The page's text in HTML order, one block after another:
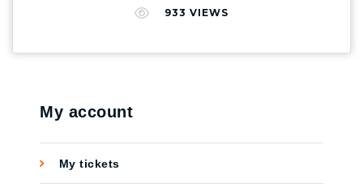
ปลั๊กอินตัวนี้จะเป็นตัวชี้ ว่าบทความของเรามี
ว่าบทความที่เราเขียนไป ตรงกับ Focus Keyword
เป็นต้น หรือมี Keyword กระจายทั่วบทความหรือ
933 VIEWS
My account
My tickets